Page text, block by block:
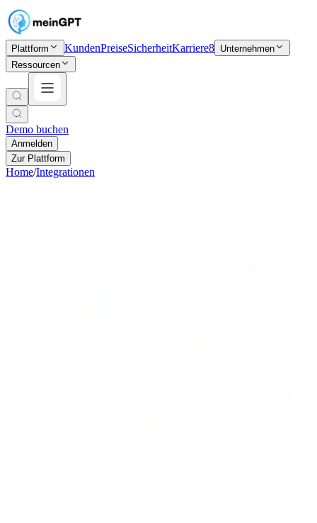
Plattform KundenPreiseSicherheitKarriere8 Unternehmen
Ressourcen
Demo buchen
Anmelden
Zur Plattform
Home/Integrationen